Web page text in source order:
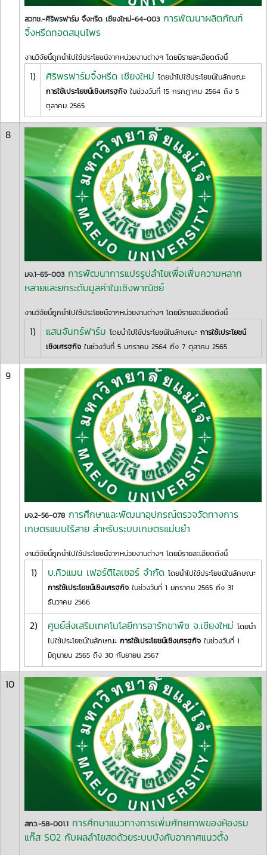
สวทช.-ศิริพรฟาร์ม จิ้งหรีด เชียงใหม่-64-003 การพัฒนาผลิตภัณฑ์
จิ้งหรีดทอดสมุนไพร
งานวิจัยนี้ถูกนำไปใช้ประโยชน์จากหน่วยงานต่างๆ โดยมีรายละเอียดดังนี้
1) ศิริพรฟาร์มจิ้งหรีด เชียงใหม่ โดยนำไปใช้ประโยชน์ในลักษณะ
การใช้เประโยชน์เชิงเศรฐกิจ ในช่วงวันที่ 15 กรกฎาคม 2564 ถึง 5
ตุลาคม 2565
8
มจ.1-65-003 การพัฒนาการแปรรูปลำไยเพื่อเพิ่มความหลาก
หลายและยกระดับมูลค่าในเชิงพาณิชย์
งานวิจัยนี้ถูกนำไปใช้ประโยชน์จากหน่วยงานต่างๆ โดยมีรายละเอียดดังนี้
1) แสนจันทร์ฟาร์ม โดยนำไปใช้ประโยชน์ในลักษณะ การใช้เประโยชน์
เชิงเศรฐกิจ ในช่วงวันที่ 5 มกราคม 2564 ถึง 7 ตุลาคม 2565
9
มจ.2-56-078 การศึกษาและพัฒนาอุปกรณ์ตรวจวัดทางการ
เกษตรแบบไร้สาย สำหรับระบบเกษตรแม่นยำ
งานวิจัยนี้ถูกนำไปใช้ประโยชน์จากหน่วยงานต่างๆ โดยมีรายละเอียดดังนี้
1) บ.คิวแมน เฟอร์ติไลเซอร์ จำกัด โดยนำไปใช้ประโยชน์ในลักษณะ
การใช้เประโยชน์เชิงเศรฐกิจ ในช่วงวันที่ 1 มกราคม 2565 ถึง 31
ธันวาคม 2566
2) ศูนย์ส่งเสริมเทคโนโลยีการอารักขาพืช จ.เชียงใหม่ โดยนำ
ไปใช้ประโยชน์ในลักษณะ การใช้เประโยชน์เชิงเศรฐกิจ ในช่วงวันที่ 1
มิถุนายน 2565 ถึง 30 กันยายน 2567
10
สกว.-58-001.1 การศึกษาแนวทางการเพิ่มศักยภาพของห้องรม
แก๊ส SO2 กับผลลำไยสดด้วยระบบบังคับอากาศแนวตั้ง